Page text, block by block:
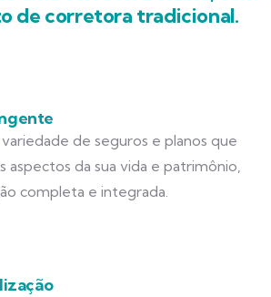
de corretora tradicional.
de seguros e planos que
da sua vida e patrimônio,
completa e integrada.